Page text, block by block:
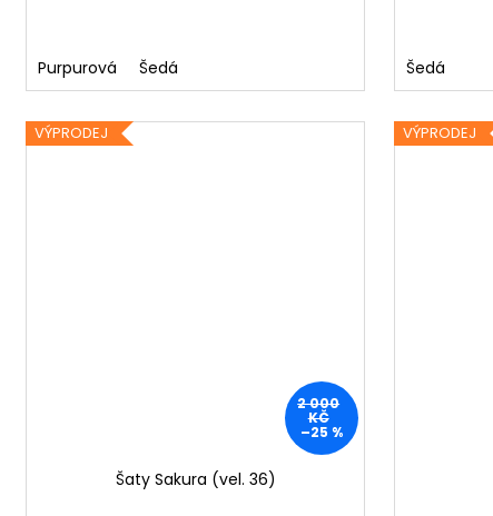
Purpurová Šedá Šedá
VÝPRODEJ
2 000
KČ
–25 %
Šaty Sakura (vel. 36)
VÝPRODEJ